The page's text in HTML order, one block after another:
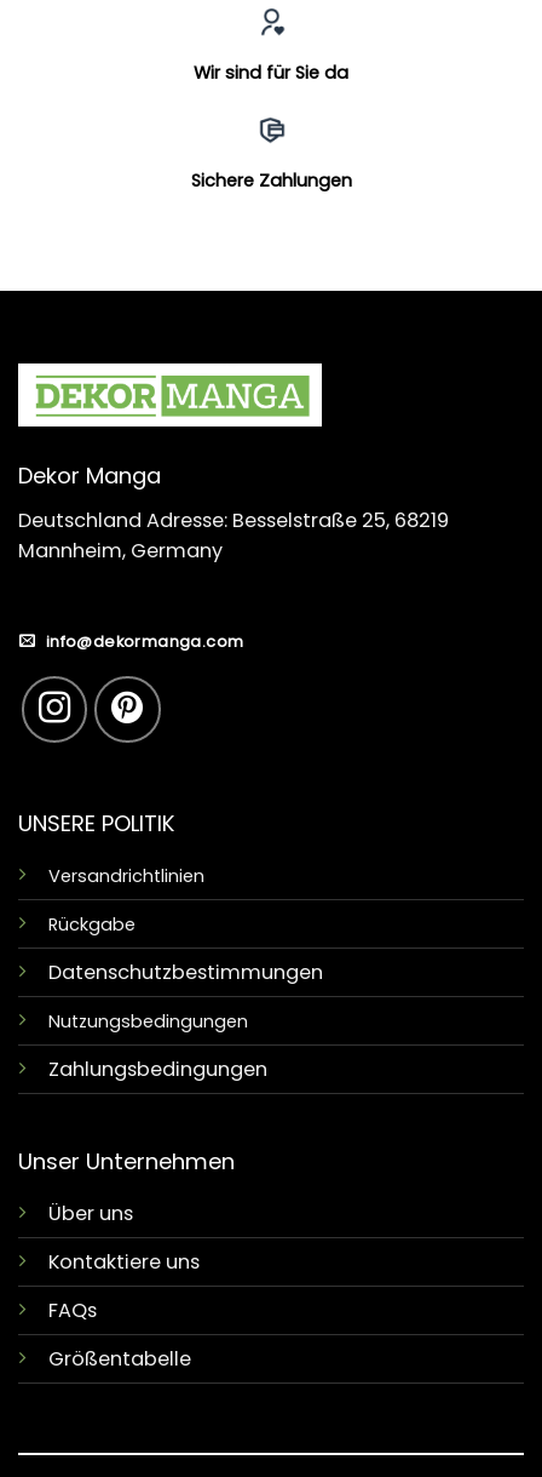
Wir sind für Sie da
Sichere Zahlungen
Dekor Manga
Deutschland Adresse: Besselstraße 25, 68219
Mannheim, Germany
info@dekormanga.com
UNSERE POLITIK
Versandrichtlinien
Rückgabe
Datenschutzbestimmungen
Nutzungsbedingungen
Zahlungsbedingungen
Unser Unternehmen
Über uns
Kontaktiere uns
FAQs
Größentabelle